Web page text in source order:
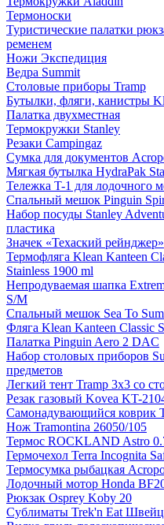
Термоноски
Туристические палатки
ременем
Ножи Экспедиция
Ведра Summit
Столовые приборы Tramp
Бутылки, фляги, канистры
Палатка двухместная
Термокружки Stanley
Резаки Campingaz
Сумка для документов
Мягкая бутылка HydraPak
Тележка T-1 для лодочного
Спальный мешок Pinguin
Набор посуды Stanley
пластика
Значек «Техаский рейнджер»
Термофляга Klean Kanteen
Stainless 1900 ml
Непродуваемая шапка
S/M
Спальный мешок Sea To
Фляга Klean Kanteen Classic
Палатка Pinguin Aero 2 DAC
Набор столовых приборов
предметов
Легкий тент Tramp 3x3 со
Резак газовый Kovea KT-
Самонадувающийся коврик
Нож Tramontina 26050/105
Термос ROCKLAND Astro
Гермочехол Terra Incognita
Термосумка рыбацкая
Лодочный мотор Honda
Рюкзак Osprey Koby 20
Сублиматы Trek'n Eat